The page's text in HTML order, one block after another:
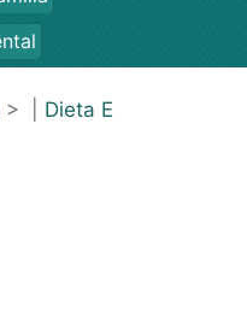
> | Dieta E